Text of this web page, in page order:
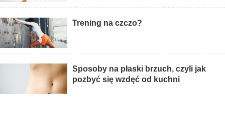
Trening na czczo?
Sposoby na płaski brzuch, czyli jak
pozbyć się wzdęć od kuchni